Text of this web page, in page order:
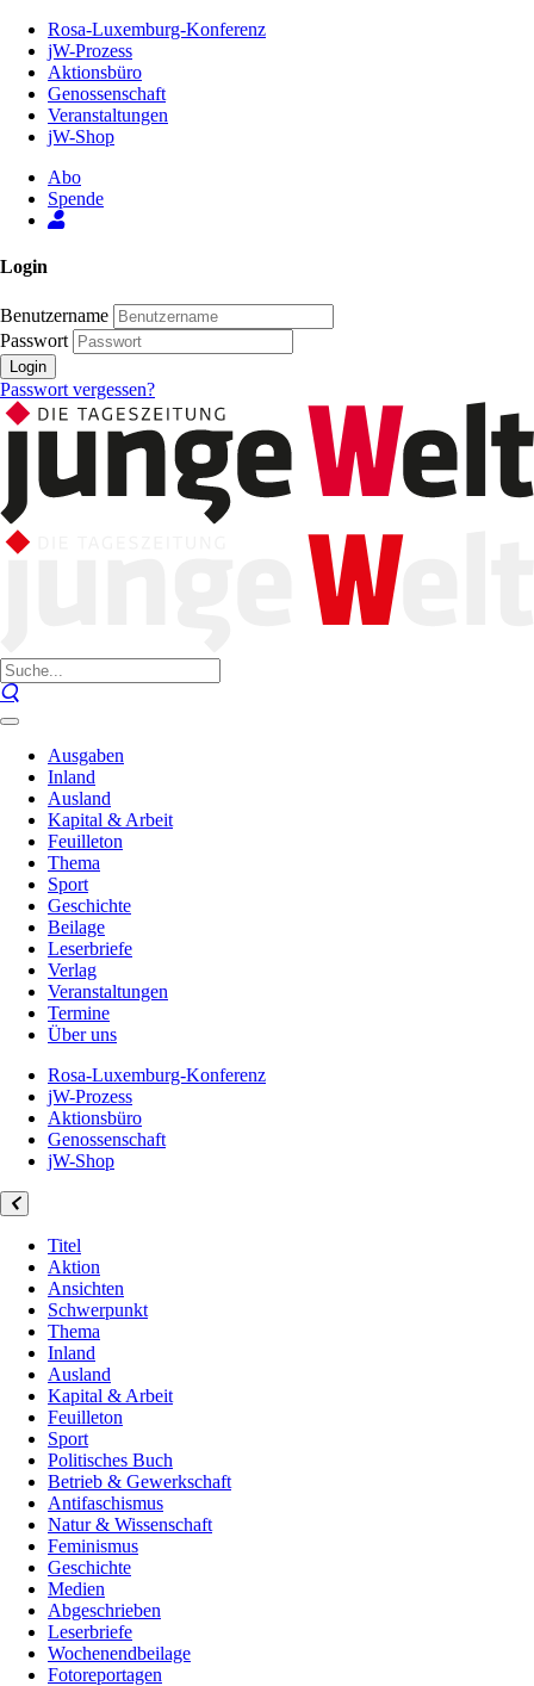
Inhalt
Seite
Rosa-Luxemburg-Konferenz
jW-Prozess
Aktionsbüro
Genossenschaft
Veranstaltungen
jW-Shop
Abo
Spende
Login
Benutzername
Passwort
Login
Passwort vergessen?
Ausgaben
Inland
Ausland
Kapital & Arbeit
Feuilleton
Thema
Sport
Geschichte
Beilage
Leserbriefe
Verlag
Veranstaltungen
Termine
Über uns
Rosa-Luxemburg-Konferenz
jW-Prozess
Aktionsbüro
Genossenschaft
jW-Shop
Titel
Aktion
Ansichten
Schwerpunkt
Thema
Inland
Ausland
Kapital & Arbeit
Feuilleton
Sport
Politisches Buch
Betrieb & Gewerkschaft
Antifaschismus
Natur & Wissenschaft
Feminismus
Geschichte
Medien
Abgeschrieben
Leserbriefe
Wochenendbeilage
Fotoreportagen